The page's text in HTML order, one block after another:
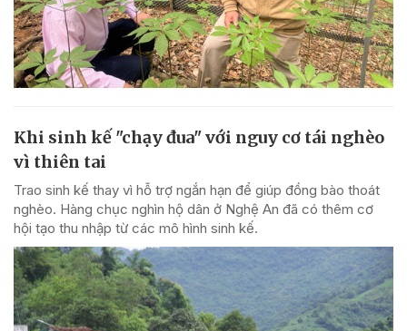
Khi sinh kế "chạy đua" với nguy cơ tái nghèo
vì thiên tai
Trao sinh kế thay vì hỗ trợ ngắn hạn để giúp đồng bào thoát
nghèo. Hàng chục nghìn hộ dân ở Nghệ An đã có thêm cơ
hội tạo thu nhập từ các mô hình sinh kế.